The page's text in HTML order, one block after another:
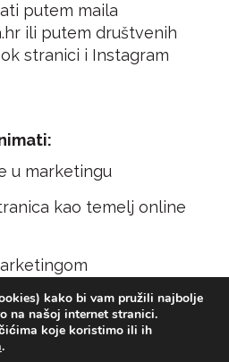
putem maila
ili putem društvenih
stranici i Instagram
u marketingu
kao temelj online
kako bi vam pružili najbolje
na našoj internet stranici.
koje koristimo ili ih
.